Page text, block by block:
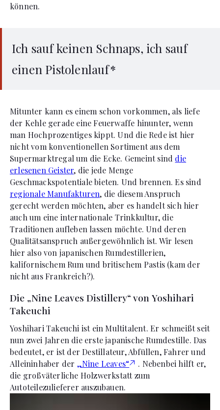
können.
Ich sauf keinen Schnaps, ich sauf
einen Pistolenlauf*
Mitunter kann es einem schon vorkommen, als liefe
der Kehle gerade eine Feuerwaffe hinunter, wenn
man Hochprozentiges kippt. Und die Rede ist hier
nicht vom konventionellen Sortiment aus dem
Supermarktregal um die Ecke. Gemeint sind die
erlesenen Geister, die jede Menge
Geschmackspotentiale bieten. Und brennen. Es sind
regionale Manufakturen, die diesem Anspruch
gerecht werden möchten, aber es handelt sich hier
auch um eine internationale Trinkkultur, die
Traditionen aufleben lassen möchte. Und deren
Qualitätsanspruch außergewöhnlich ist. Wir lesen
hier also von japanischen Rumdestillerien,
kalifornischem Rum und britischem Pastis (kam der
nicht aus Frankreich?).
Die „Nine Leaves Distillery“ von Yoshihari
Takeuchi
Yoshihari Takeuchi ist ein Multitalent. Er schmeißt seit
nun zwei Jahren die erste japanische Rumdestille. Das
bedeutet, er ist der Destillateur, Abfüllen, Fahrer und
Alleininhaber der „Nine Leaves“
. Nebenbei hilft er,
die großväterliche Holzwerkstatt zum
Autoteilezulieferer auszubauen.